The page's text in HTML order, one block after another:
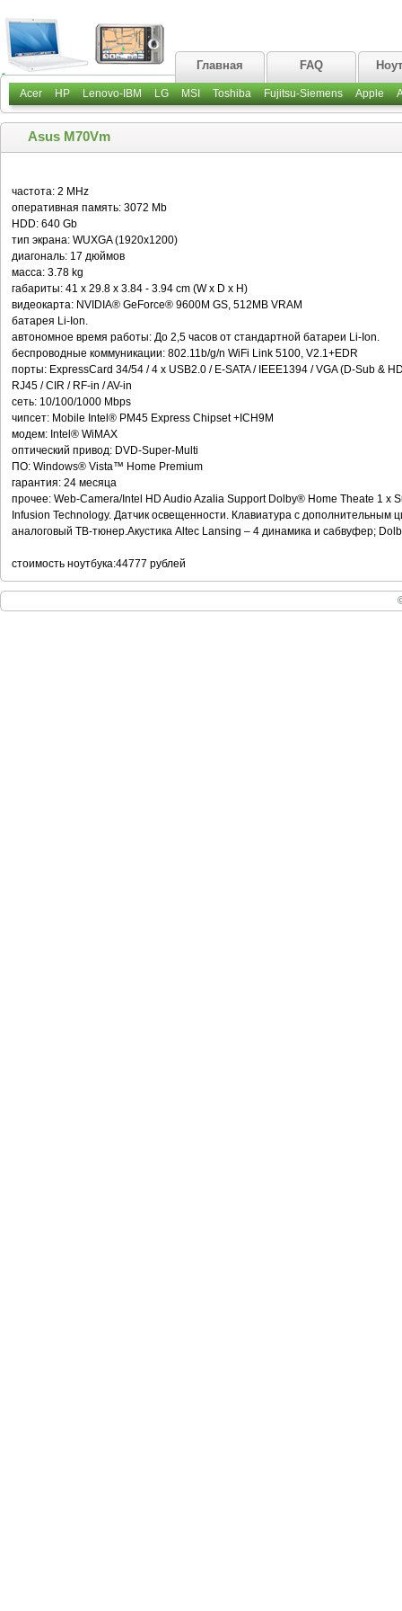
Главная FAQ
Acer HP Lenovo-IBM LG MSI Toshiba Fujitsu-Siemens Apple
Asus M70Vm
частота: 2 MHz
оперативная память: 3072 Mb
HDD: 640 Gb
тип экрана: WUXGA (1920x1200)
диагональ: 17 дюймов
масса: 3.78 kg
габариты: 41 x 29.8 x 3.84 - 3.94 cm (W x D x H)
видеокарта: NVIDIA® GeForce® 9600M GS, 512MB VRAM
батарея Li-Ion.
автономное время работы: До 2,5 часов от стандартной батареи Li-Ion.
беспроводные коммуникации: 802.11b/g/n WiFi Link 5100, V2.1+EDR
порты: ExpressCard 34/54 / 4 x USB2.0 / E-SATA / IEEE1394 / VGA (D-Sub &
RJ45 / CIR / RF-in / AV-in
сеть: 10/100/1000 Mbps
чипсет: Mobile Intel® PM45 Express Chipset +ICH9M
модем: Intel® WiMAX
оптический привод: DVD-Super-Multi
ПО: Windows® Vista™ Home Premium
гарантия: 24 месяца
прочее: Web-Camera/Intel HD Audio Azalia Support Dolby® Home Theate 1 x
Infusion Technology. Датчик освещенности. Клавиатура с
аналоговый ТВ-тюнер.Акустика Altec Lansing – 4 динамика и сабвуфер;
стоимость ноутбука:44777 рублей